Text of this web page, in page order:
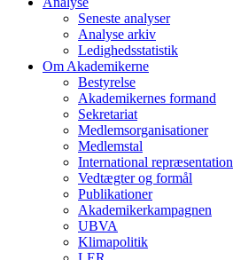
Seneste analyser
Analyse arkiv
Ledighedsstatistik
Om Akademikerne
Bestyrelse
Akademikernes formand
Sekretariat
Medlemsorganisationer
Medlemstal
International repræsentation
Vedtægter og formål
Publikationer
Akademikerkampagnen
UBVA
Klimapolitik